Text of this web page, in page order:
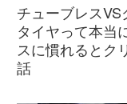
チューブレス
タイヤって本当
スに慣れるとク
話